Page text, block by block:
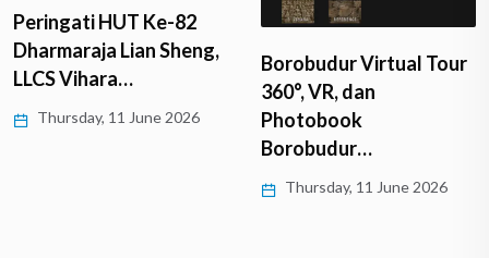
Peringati HUT Ke-82
Dharmaraja Lian Sheng,
LLCS Vihara…
Thursday, 11 June 2026
Borobudur Virtual Tour
360°, VR, dan
Photobook
Borobudur…
Thursday, 11 June 2026